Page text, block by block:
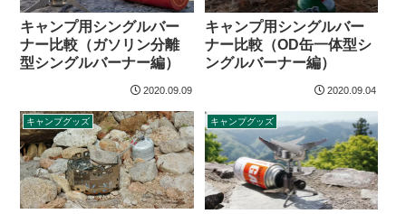
キャンプ用シングルバー
ナー比較（ガソリン分離
型シングルバーナー編）
2020.09.09
キャンプ用シングルバー
ナー比較（OD缶一体型シ
ングルバーナー編）
2020.09.04
キャンプグッズ キャンプグッズ